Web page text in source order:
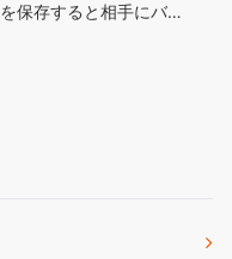
保存すると相手にバ…